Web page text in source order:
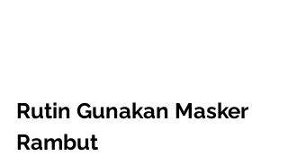
Rutin Gunakan Masker
Rambut